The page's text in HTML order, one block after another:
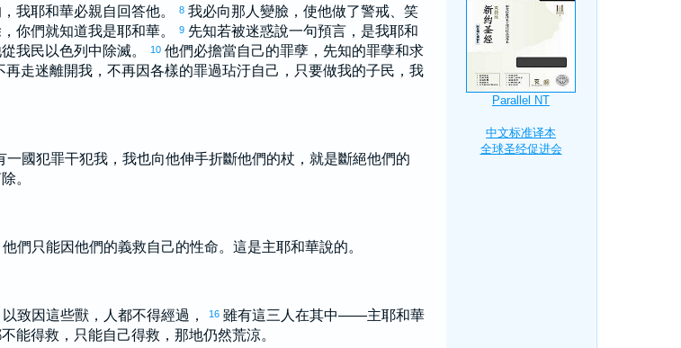
我耶和華必親自回答他。
8 我必向那人變臉，使他做了警戒、笑
你們就知道我是耶和華。
9 先知若被迷惑說一句預言，是我耶和
我民 以色列 中除滅。 10 他們必擔當自己的罪孽，先知的罪孽和求
再走迷離開我，不再因各樣的罪過玷汙自己，只要做我的子民，我
一國犯罪干犯我，我也向他伸手折斷他們的杖，就是斷絕他們的
。
們只能因他們的義救自己的性命。這是主耶和華說的。
致因這些獸，人都不得經過， 16 雖有這三人在其中——主耶和華
能得救，只能自己得救，那地仍然荒涼。